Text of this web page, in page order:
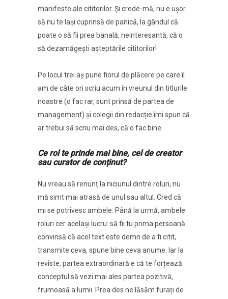
manifeste ale cititorilor. Și crede-mă, nu e ușor
să nu te lași cuprinsă de panică, la gândul că
poate o să fii prea banală, neinteresantă, că o
să dezamăgești așteptările cititorilor!
Pe locul trei aș pune fiorul de plăcere pe care îl
am de câte ori scriu acum în vreunul din titlurile
noastre (o fac rar, sunt prinsă de partea de
management) și colegii din redacție îmi spun că
ar trebui să scriu mai des, că o fac bine.
Ce rol te prinde mai bine, cel de creator
sau curator de conținut?
Nu vreau să renunț la niciunul dintre roluri, nu
mă simt mai atrasă de unul sau altul. Cred că
mi se potrivesc ambele. Până la urmă, ambele
roluri cer același lucru: să fii tu prima persoană
convinsă că acel text este demn de a fi citit,
transmite ceva, spune bine ceva anume. Iar la
reviste, partea extraordinară e că te forțează
conceptul să vezi mai ales partea pozitivă,
frumoasă a lumii. Prea des ne lăsăm furați de